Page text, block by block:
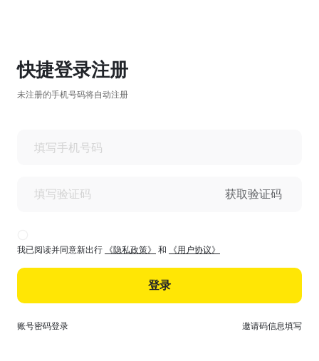
快捷登录注册
未注册的手机号码将自动注册
获取验证码
我已阅读并同意新出行 《隐私政策》 和 《用户协议》
登录
账号密码登录 邀请码信息填写